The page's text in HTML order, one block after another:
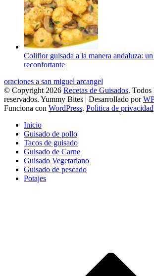
Coliflor guisada a la manera andaluza:
reconfortante
oraciones a san miguel arcangel
© Copyright 2026 Recetas de Guisados. Todos
reservados. Yummy Bites | Desarrollado por
Funciona con WordPress. Politica de privacidad
Inicio
Guisado de pollo
Tacos de guisado
Guisado de Carne
Guisado Vegetariano
Guisado de pescado
Potajes